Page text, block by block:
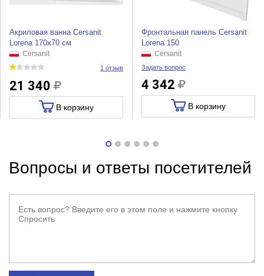
Акриловая ванна Cersanit
Lorena 170x70 см
Cersanit
1 отзыв
21 340
В корзину
Фронтальная панель Cersanit
Lorena 150
Cersanit
Задать вопрос
4 342
В корзину
Вопросы и ответы посетителей